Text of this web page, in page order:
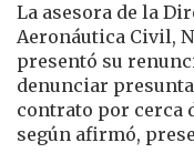
La asesora de la
Aeronáutica Civil,
presentó su
denunciar
contrato por cerca
según afirmó,